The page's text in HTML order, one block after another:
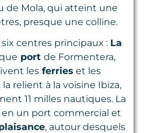
de Mola, qui atteint une
presque une colline.
centres principaux : La
port de Formentera,
les ferries et les
relient à la voisine Ibiza,
11 milles nautiques. La
en un port commercial et
, autour desquels